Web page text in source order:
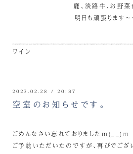
鹿、淡路牛、お野菜
明日も頑張ります
ワイン
2023.02.28 / 20:37
空室のお知らせです。
ごめんなさい忘れておりましたm(__)m
ご予約いただいたのですが、再びでござ